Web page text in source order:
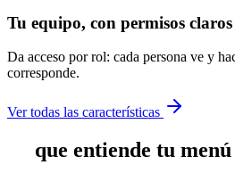
Tu equipo, con permisos claros
Da acceso por rol: cada persona ve y
corresponde.
Ver todas las características
que entiende tu